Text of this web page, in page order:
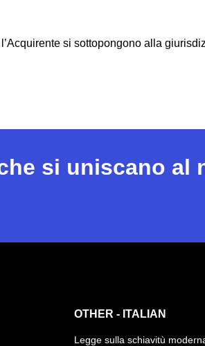
si sottopongono alla
si uniscano al
OTHER - ITALIAN
Legge sulla schiavitù